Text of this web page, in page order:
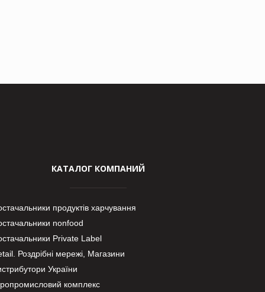
КАТАЛОГ КОМПАНИЙ
продуктів харчування
nonfood
Private Label
Роздрібні мережі, Магазини
України
комплекс